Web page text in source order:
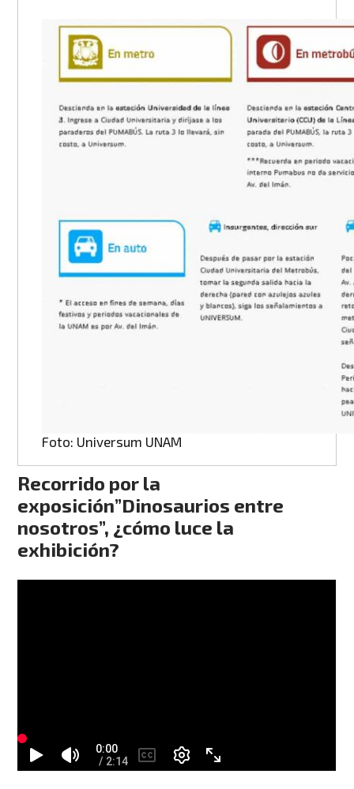
Foto: Universum UNAM
Recorrido por la
exposición”Dinosaurios entre
nosotros”, ¿cómo luce la
exhibición?